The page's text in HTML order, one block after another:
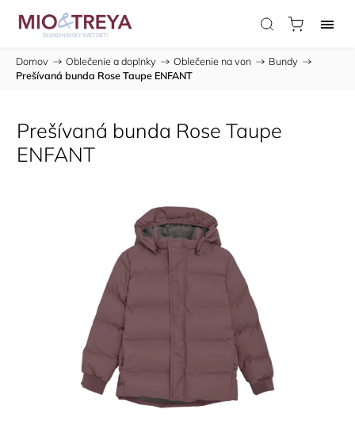
Domov / Oblečenie a doplnky / Oblečenie na von / Bundy /
Prešívaná bunda Rose Taupe ENFANT
Prešívaná bunda Rose Taupe
ENFANT